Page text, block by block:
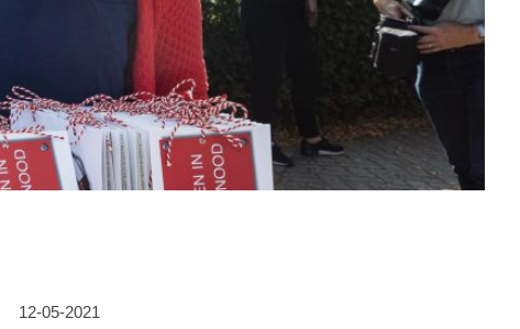
12-05-2021